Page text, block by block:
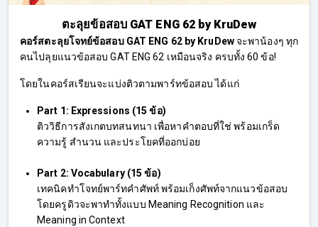
ตะลุยข้อสอบ GAT ENG 62 by KruDew
คอร์สตะลุยโจทย์ข้อสอบ GAT ENG 62 by KruDewจะพาน้องๆ ทุก
คนไปลุยแนวข้อสอบ GAT ENG 62 เหมือนจริง ครบทั้ง 60 ข้อ!
โดยในคอร์สเรียนจะแบ่งติวตามพาร์ทข้อสอบ ได้แก่
Part 1: Expressions (15 ข้อ)
ติววิธีการสังเกตบทสนทนา เพื่อหาคำตอบที่ใช่ พร้อมเกร็ด
ความรู้ สำนวน และประโยคที่ออกบ่อย
Part 2: Vocabulary (15 ข้อ)
เทคนิคทำโจทย์พาร์ทคำศัพท์ พร้อมเก็งศัพท์จากแนวข้อสอบ
โดยครูดิวจะพาทำทั้งแบบ Meaning Recognition และ
Meaning in Context